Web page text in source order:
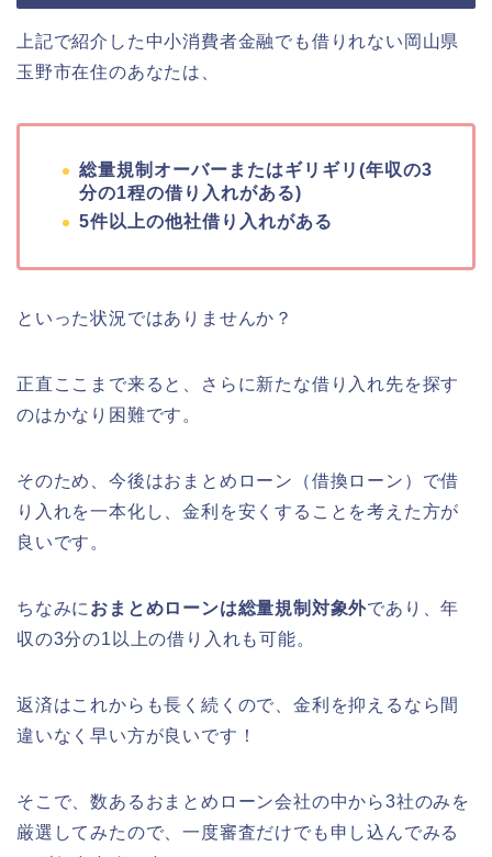
上記で紹介した中小消費者金融でも借りれない岡山県
玉野市在住のあなたは、
総量規制オーバーまたはギリギリ(年収の3
分の1程の借り入れがある)
5件以上の他社借り入れがある
といった状況ではありませんか？
正直ここまで来ると、さらに新たな借り入れ先を探す
のはかなり困難です。
そのため、今後はおまとめローン（借換ローン）で借
り入れを一本化し、金利を安くすることを考えた方が
良いです。
ちなみに おまとめローンは総量規制対象外であり、年
収の3分の1以上の借り入れも可能。
返済はこれからも長く続くので、金利を抑えるなら間
違いなく早い方が良いです！
そこで、数あるおまとめローン会社の中から3社のみを
厳選してみたので、一度審査だけでも申し込んでみる